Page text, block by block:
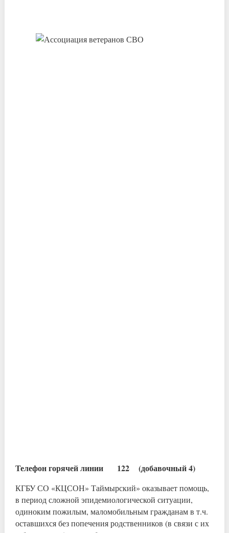
Телефон горячей линии 122 (добавочный 4)
КГБУ СО «КЦСОН» Таймырский» оказывает помощь,
в период сложной эпидемиологической ситуации,
одиноким пожилым, маломобильным гражданам в т.ч.
оставшихся без попечения родственников (в связи с их